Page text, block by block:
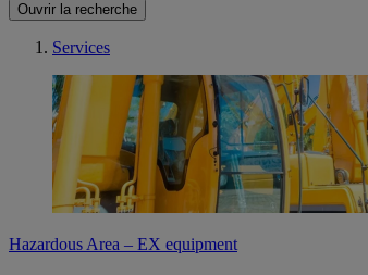
Ouvrir la recherche
Services
Hazardous Area – EX equipment